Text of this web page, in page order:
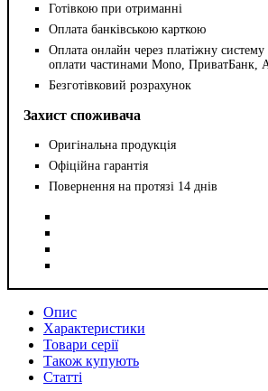
Готівкою при отриманні
Оплата банківською карткою
Оплата онлайн через платіжну систему
оплати частинами Mono, ПриватБанк,
Безготівковий розрахунок
Захист споживача
Оригінальна продукція
Офіційна гарантія
Повернення на протязі 14 днів
Опис
Характеристики
Товари серії
Також купують
Статті